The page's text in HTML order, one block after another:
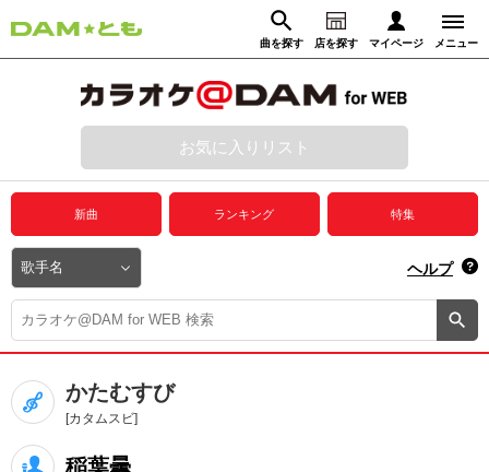
曲を探す 店を探す マイページ メニュー
動画からさがす 録音からさがす
ログイン
プレミアムサービス
DAM★とも動画
DAM★とも録音
カラオケ＠DAM
ユーザー検索
キャンペーン
お気に入りリスト
新曲 ランキング 特集
ヘルプ
かたむすび
[カタムスビ]
稲葉曇